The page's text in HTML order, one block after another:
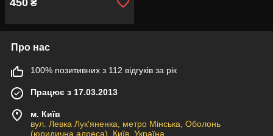
₴
Про нас
100% позитивних з 112 відгуків за рік
Працює з 17.03.2013
м. Київ
вул. Левка Лук'яненка, метро Мінська, Оболонь
(юридична адреса), Київ, Україна